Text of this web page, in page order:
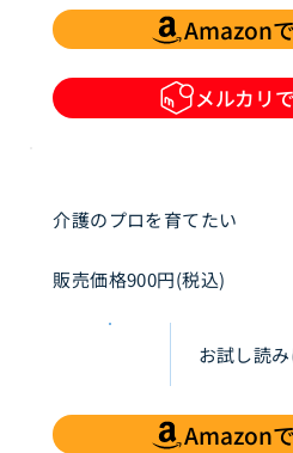
Amazon
メルカリ
介護のプロを育てたい
販売価格900円(税込)
お試し読
Amazon